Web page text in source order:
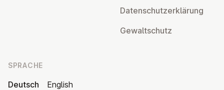
Da­ten­schutz­er­klä­rung
Ge­walt­schutz
SPRACHE
Deutsch
English